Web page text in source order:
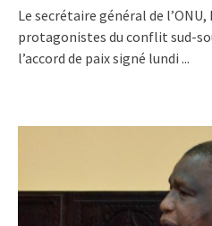
Le secrétaire général de
protagonistes du conflit sud-
l’accord de paix signé lundi ...